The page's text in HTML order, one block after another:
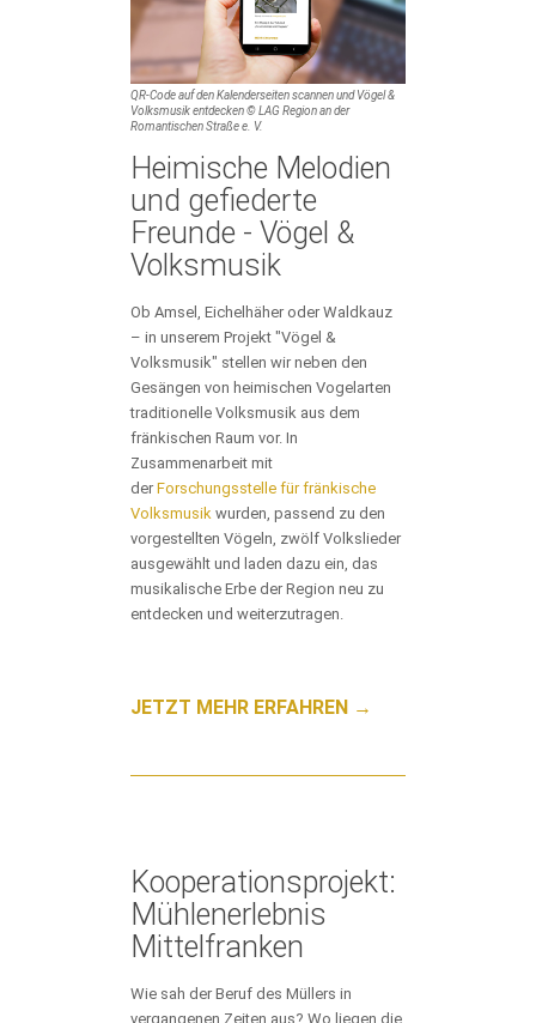
QR-Code auf den Kalenderseiten scannen und Vögel &
Volksmusik entdecken © LAG Region an der
Romantischen Straße e. V.
Heimische Melodien
und gefiederte
Freunde - Vögel &
Volksmusik
Ob Amsel, Eichelhäher oder Waldkauz
– in unserem Projekt "Vögel &
Volksmusik" stellen wir neben den
Gesängen von heimischen Vogelarten
traditionelle Volksmusik aus dem
fränkischen Raum vor. In
Zusammenarbeit mit
der Forschungsstelle für fränkische
Volksmusik wurden, passend zu den
vorgestellten Vögeln, zwölf Volkslieder
ausgewählt und laden dazu ein, das
musikalische Erbe der Region neu zu
entdecken und weiterzutragen.
JETZT MEHR ERFAHREN →
Kooperationsprojekt:
Mühlenerlebnis
Mittelfranken
Wie sah der Beruf des Müllers in
vergangenen Zeiten aus? Wo liegen die